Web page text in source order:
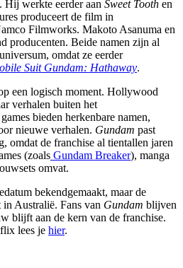
Hij werkte eerder aan Sweet Tooth en
produceert de film in
Filmworks. Makoto Asanuma en
producenten. Beide namen zijn al
omdat ze eerder
Suit Gundam: Hathaway.
een logisch moment. Hollywood
verhalen buiten het
bieden herkenbare namen,
nieuwe verhalen. Gundam past
omdat de franchise al tientallen jaren
(zoals Gundam Breaker), manga
omvat.
bekendgemaakt, maar de
Australië. Fans van Gundam blijven
blijft aan de kern van de franchise.
lees je hier.